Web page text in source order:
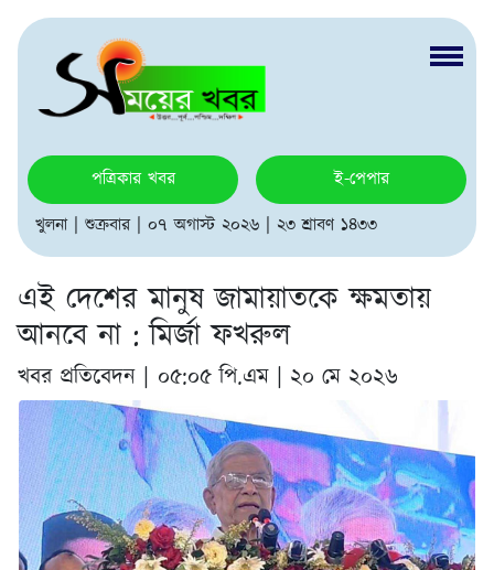
পত্রিকার খবর
ই-পেপার
খুলনা | শুক্রবার | ০৭ অগাস্ট ২০২৬ | ২৩ শ্রাবণ ১৪৩৩
এই দেশের মানুষ জামায়াতকে ক্ষমতায়
আনবে না : মির্জা ফখরুল
খবর প্রতিবেদন | ০৫:০৫ পি.এম | ২০ মে ২০২৬